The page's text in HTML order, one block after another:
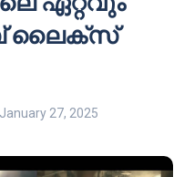
ലൈക്സ്
January 27, 2025